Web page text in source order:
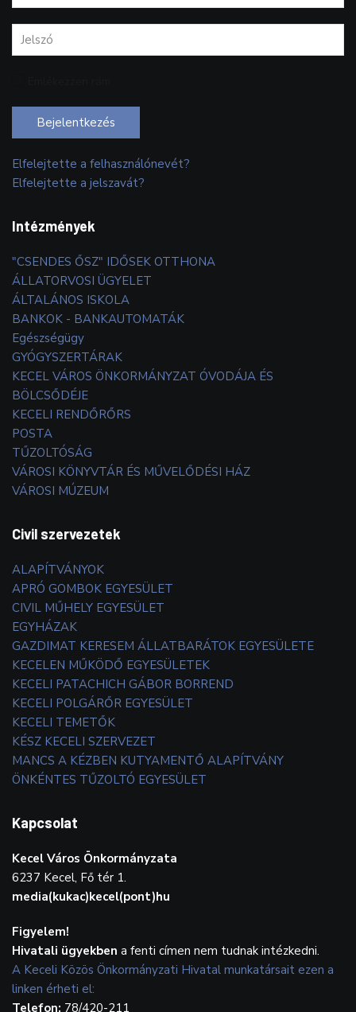
Bejelentkezés
Elfelejtette a felhasználónevét?
Elfelejtette a jelszavát?
Intézmények
"CSENDES ŐSZ" IDŐSEK OTTHONA
ÁLLATORVOSI ÜGYELET
ÁLTALÁNOS ISKOLA
BANKOK - BANKAUTOMATÁK
Egészségügy
GYÓGYSZERTÁRAK
KECEL VÁROS ÖNKORMÁNYZAT ÓVODÁJA ÉS
BÖLCSŐDÉJE
KECELI RENDŐRŐRS
POSTA
TŰZOLTÓSÁG
VÁROSI KÖNYVTÁR ÉS MŰVELŐDÉSI HÁZ
VÁROSI MÚZEUM
Civil szervezetek
ALAPÍTVÁNYOK
APRÓ GOMBOK EGYESÜLET
CIVIL MŰHELY EGYESÜLET
EGYHÁZAK
GAZDIMAT KERESEM ÁLLATBARÁTOK EGYESÜLETE
KECELEN MŰKÖDŐ EGYESÜLETEK
KECELI PATACHICH GÁBOR BORREND
KECELI POLGÁRŐR EGYESÜLET
KECELI TEMETŐK
KÉSZ KECELI SZERVEZET
MANCS A KÉZBEN KUTYAMENTŐ ALAPÍTVÁNY
ÖNKÉNTES TŰZOLTÓ EGYESÜLET
Kapcsolat
Kecel Város Önkormányzata
6237 Kecel, Fő tér 1.
media(kukac)kecel(pont)hu
Figyelem!
Hivatali ügyekben a fenti címen nem tudnak intézkedni.
A Keceli Közös Önkormányzati Hivatal munkatársait ezen a
linken érheti el:
Telefon: 78/420-211